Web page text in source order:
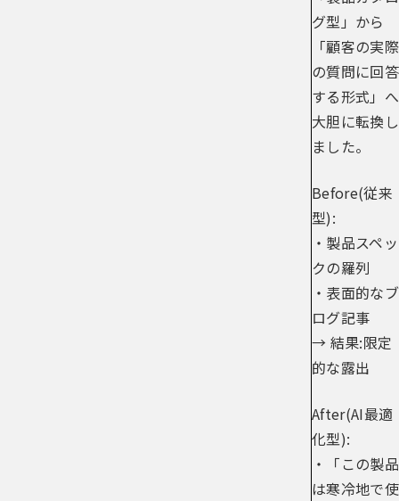
グ型」から
「顧客の実際
の質問に回答
する形式」へ
大胆に転換し
ました。
Before(従来
型):
・製品スペッ
クの羅列
・表面的なブ
ログ記事
→ 結果:限定
的な露出
After(AI最適
化型):
・「この製品
は寒冷地で使